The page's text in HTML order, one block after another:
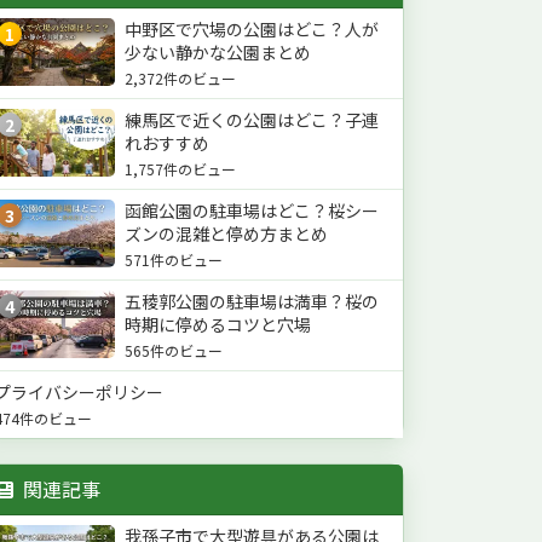
1
中野区で穴場の公園はどこ？人が
少ない静かな公園まとめ
2,372件のビュー
2
練馬区で近くの公園はどこ？子連
れおすすめ
1,757件のビュー
3
函館公園の駐車場はどこ？桜シー
ズンの混雑と停め方まとめ
571件のビュー
4
五稜郭公園の駐車場は満車？桜の
時期に停めるコツと穴場
565件のビュー
ライバシーポリシー
件のビュー
関連記事
我孫子市で大型遊具がある公園は